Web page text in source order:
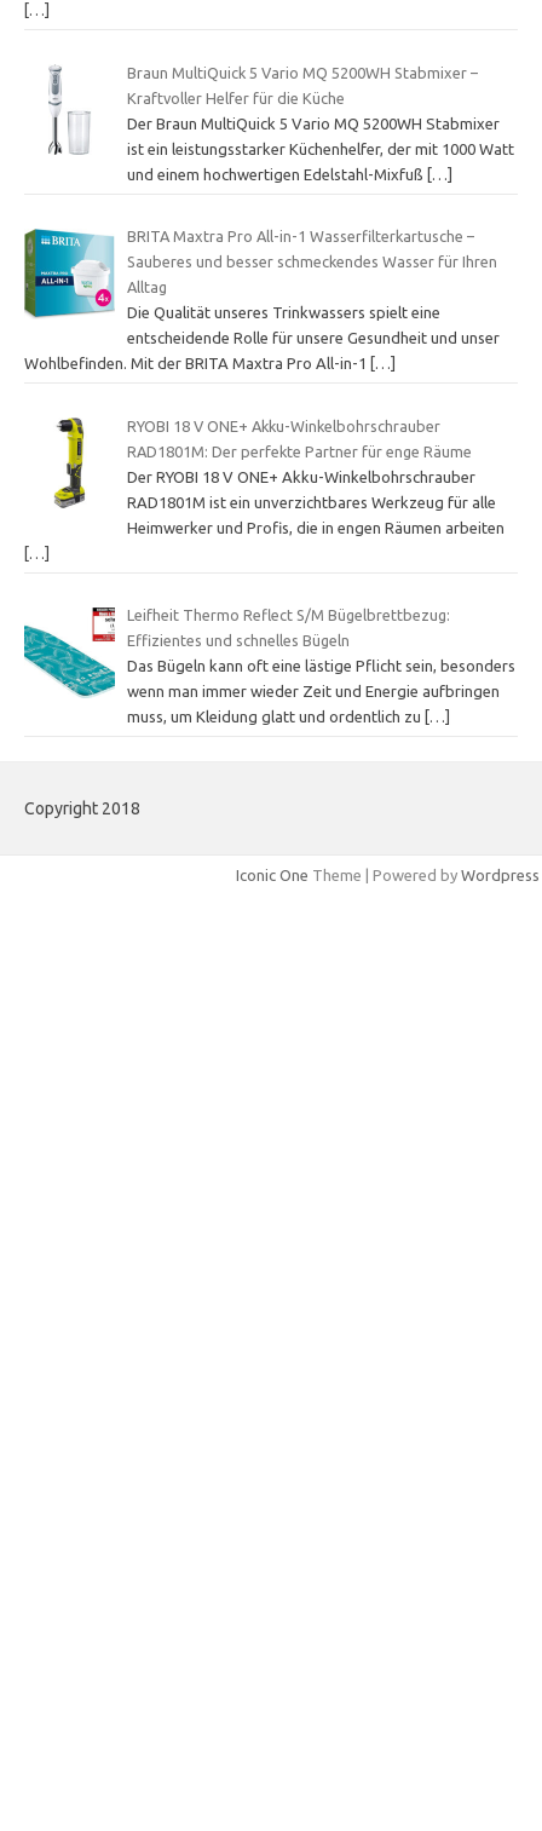
[…]
Braun MultiQuick 5 Vario MQ 5200WH Stabmixer –
Kraftvoller Helfer für die Küche
Der Braun MultiQuick 5 Vario MQ 5200WH Stabmixer
ist ein leistungsstarker Küchenhelfer, der mit 1000 Watt
und einem hochwertigen Edelstahl-Mixfuß […]
BRITA Maxtra Pro All-in-1 Wasserfilterkartusche –
Sauberes und besser schmeckendes Wasser für Ihren
Alltag
Die Qualität unseres Trinkwassers spielt eine
entscheidende Rolle für unsere Gesundheit und unser
Wohlbefinden. Mit der BRITA Maxtra Pro All-in-1
[…]
RYOBI 18 V ONE+ Akku-Winkelbohrschrauber
RAD1801M: Der perfekte Partner für enge Räume
Der RYOBI 18 V ONE+ Akku-Winkelbohrschrauber
RAD1801M ist ein unverzichtbares Werkzeug für alle
Heimwerker und Profis, die in engen Räumen arbeiten
[…]
Leifheit Thermo Reflect S/M Bügelbrettbezug:
Effizientes und schnelles Bügeln
Das Bügeln kann oft eine lästige Pflicht sein, besonders
wenn man immer wieder Zeit und Energie aufbringen
muss, um Kleidung glatt und ordentlich zu
[…]
Copyright 2018
Iconic One Theme | Powered by Wordpress